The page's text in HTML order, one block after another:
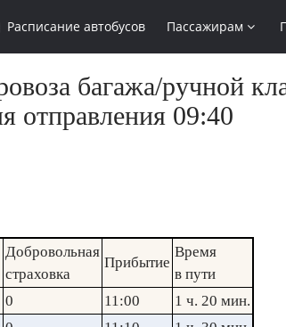
Расписание автобусов Пассажирам
багажа/ручной
отправления 09:40
Добровольная
страховка
Прибытие
Время
в пути
0 11:00
1 ч. 20 мин.